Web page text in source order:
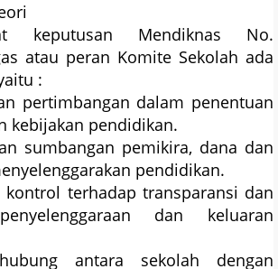
keputusan Mendiknas No.
atau peran Komite Sekolah ada
:
pertimbangan dalam penentuan
kebijakan pendidikan.
sumbangan pemikira, dana dan
pendidikan.
terhadap transparansi dan
dan keluaran
antara sekolah dengan